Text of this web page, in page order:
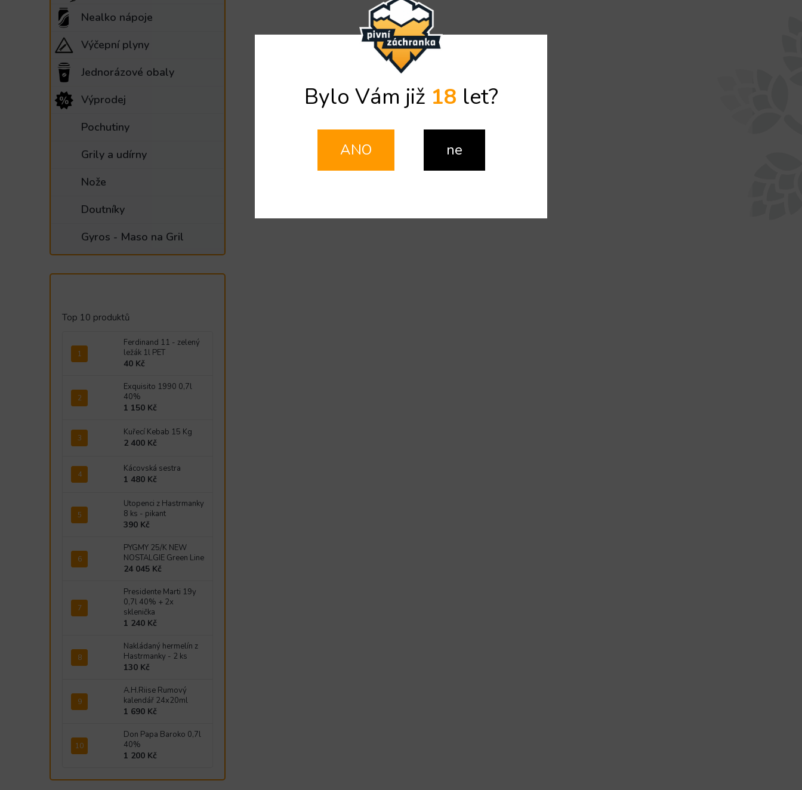
Nealko nápoje
Výčepní plyny
Jednorázové obaly
Výprodej
Pochutiny
Grily a udírny
Nože
Doutníky
Gyros - Maso na Gril
Top 10 produktů
Ferdinand 11 - zelený
ležák 1l PET
40 Kč
Exquisito 1990 0,7l
40%
1 150 Kč
Kuřecí Kebab 15 Kg
2 400 Kč
Kácovská sestra
1 480 Kč
Utopenci z Hastrmanky
8 ks - pikant
390 Kč
PYGMY 25/K NEW
NOSTALGIE Green Line
24 045 Kč
Presidente Marti 19y
0,7l 40% + 2x
sklenička
1 240 Kč
Nakládaný hermelín z
Hastrmanky - 2 ks
130 Kč
A.H.Riise Rumový
kalendář 24x20ml
1 690 Kč
Don Papa Baroko 0,7l
40%
1 200 Kč
Bylo Vám již 18 let?
ANO ne